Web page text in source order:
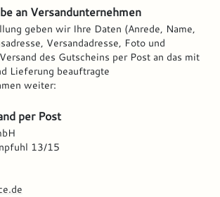
an Versandunternehmen
geben wir Ihre Daten (Anrede, Name,
Versandadresse, Foto und
des Gutscheins per Post an das mit
Lieferung beauftragte
weiter:
per Post
13/15